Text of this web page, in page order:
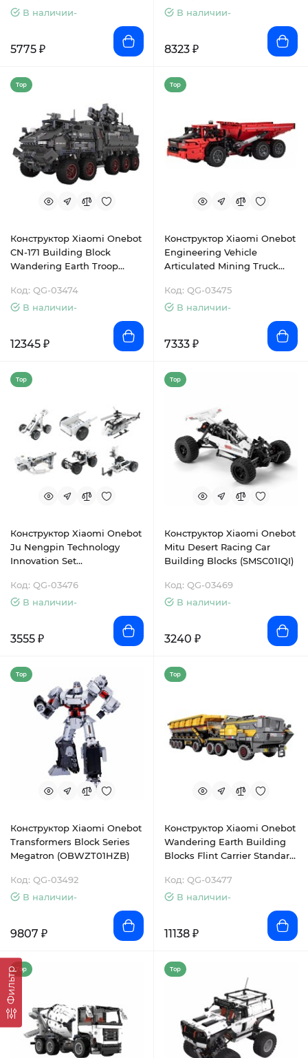
Фильтр
В наличии-
5775 ₽
В наличии-
8323 ₽
Top
Конструктор Xiaomi Onebot
CN-171 Building Block
Wandering Earth Troop
Код: QG-03474
В наличии-
12345 ₽
Top
Конструктор Xiaomi Onebot
Engineering Vehicle
Articulated Mining Truck
Код: QG-03475
В наличии-
7333 ₽
Top
Конструктор Xiaomi Onebot
Ju Nengpin Technology
Innovation Set
Код: QG-03476
В наличии-
3555 ₽
Top
Конструктор Xiaomi Onebot
Mitu Desert Racing Car
Building Blocks (SMSC01IQI)
Код: QG-03469
В наличии-
3240 ₽
Top
Конструктор Xiaomi Onebot
Transformers Block Series
Megatron (OBWZT01HZB)
Код: QG-03492
В наличии-
9807 ₽
Top
Конструктор Xiaomi Onebot
Wandering Earth Building
Blocks Flint Carrier Standard
Код: QG-03477
В наличии-
11138 ₽
Top Top